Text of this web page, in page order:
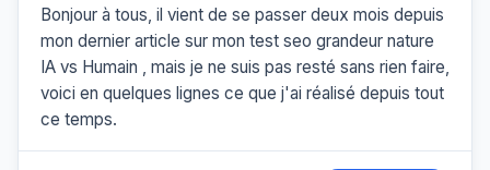
Bonjour à tous, il vient de se passer deux mois depuis
mon dernier article sur mon test seo grandeur nature
IA vs Humain , mais je ne suis pas resté sans rien faire,
voici en quelques lignes ce que j'ai réalisé depuis tout
ce temps.